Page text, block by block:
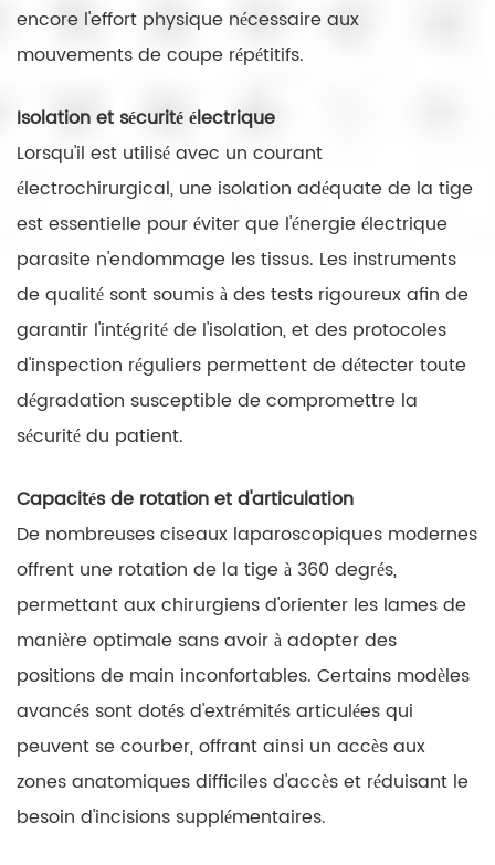
encore l'effort physique nécessaire aux
mouvements de coupe répétitifs.
Isolation et sécurité électrique
Lorsqu'il est utilisé avec un courant
électrochirurgical, une isolation adéquate de la tige
est essentielle pour éviter que l'énergie électrique
parasite n'endommage les tissus. Les instruments
de qualité sont soumis à des tests rigoureux afin de
garantir l'intégrité de l'isolation, et des protocoles
d'inspection réguliers permettent de détecter toute
dégradation susceptible de compromettre la
sécurité du patient.
Capacités de rotation et d'articulation
De nombreuses ciseaux laparoscopiques modernes
offrent une rotation de la tige à 360 degrés,
permettant aux chirurgiens d'orienter les lames de
manière optimale sans avoir à adopter des
positions de main inconfortables. Certains modèles
avancés sont dotés d'extrémités articulées qui
peuvent se courber, offrant ainsi un accès aux
zones anatomiques difficiles d'accès et réduisant le
besoin d'incisions supplémentaires.